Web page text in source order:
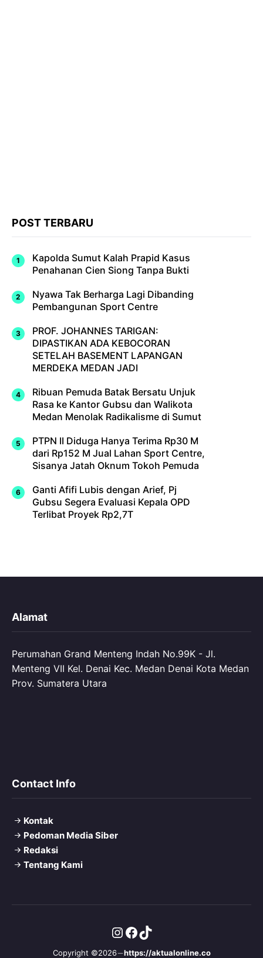
POST TERBARU
Kapolda Sumut Kalah Prapid Kasus
Penahanan Cien Siong Tanpa Bukti
Nyawa Tak Berharga Lagi Dibanding
Pembangunan Sport Centre
PROF. JOHANNES TARIGAN:
DIPASTIKAN ADA KEBOCORAN
SETELAH BASEMENT LAPANGAN
MERDEKA MEDAN JADI
Ribuan Pemuda Batak Bersatu Unjuk
Rasa ke Kantor Gubsu dan Walikota
Medan Menolak Radikalisme di Sumut
PTPN II Diduga Hanya Terima Rp30 M
dari Rp152 M Jual Lahan Sport Centre,
Sisanya Jatah Oknum Tokoh Pemuda
Ganti Afifi Lubis dengan Arief, Pj
Gubsu Segera Evaluasi Kepala OPD
Terlibat Proyek Rp2,7T
Alamat
Perumahan Grand Menteng Indah No.99K - Jl.
Menteng VII Kel. Denai Kec. Medan Denai Kota Medan
Prov. Sumatera Utara
Contact Info
Kontak
Pedoman Media Siber
Redaksi
Tentang Kami
Copyright ©2026 https://aktualonline.co
Instagram
Facebook
TikTok